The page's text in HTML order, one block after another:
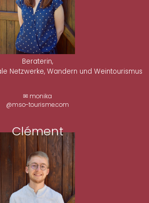
Beraterin,
Netzwerke, Wandern und Weintourismus
✉ monika
@mso-tourisme.com
Clément